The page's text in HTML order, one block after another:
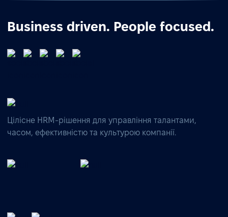
Business driven. People focused.
Цілісне HRM-рішення для управління талантами,
часом, ефективністю та культурою компанії.